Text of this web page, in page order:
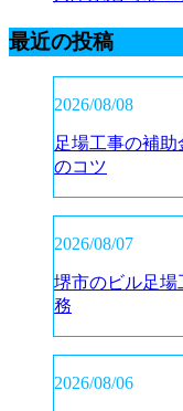
最近の投稿
2026/08/08
足場工事の補
のコツ
2026/08/07
堺市のビル足場
務
2026/08/06